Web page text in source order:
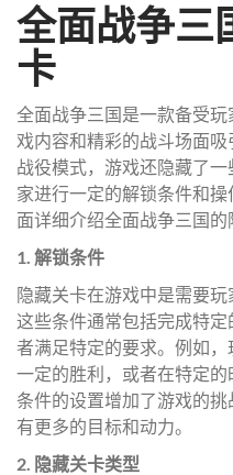
全面战争三
卡
全面战争三国是一款备受
戏内容和精彩的战斗场面
战役模式，游戏还隐藏了
家进行一定的解锁条件和
面详细介绍全面战争三国的
1. 解锁条件
隐藏关卡在游戏中是需要玩
这些条件通常包括完成特
者满足特定的要求。例如
一定的胜利，或者在特定
条件的设置增加了游戏的
有更多的目标和动力。
2. 隐藏关卡类型